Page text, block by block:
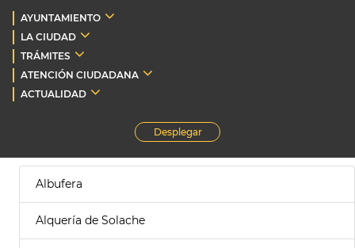
AYUNTAMIENTO
LA CIUDAD
TRÁMITES
ATENCIÓN CIUDADANA
ACTUALIDAD
Desplegar
Albufera
Alquería de Solache